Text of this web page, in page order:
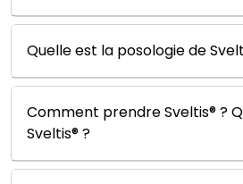
Quelle est la posologie de
Comment prendre Sveltis® ?
Sveltis® ?